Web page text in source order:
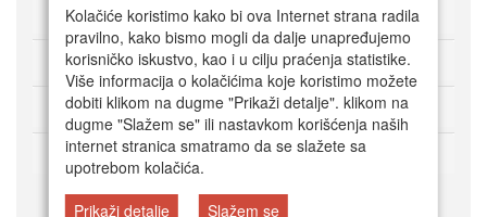
O DVD Zoni
Kako kupovati online
Korisnički servis
Način plaćanja
Kolačiće koristimo kako bi ova Internet strana radila
pravilno, kako bismo mogli da dalje unapređujemo
korisničko iskustvo, kao i u cilju praćenja statistike.
Više informacija o kolačićima koje koristimo možete
dobiti klikom na dugme "Prikaži detalje". klikom na
dugme "Slažem se" ili nastavkom korišćenja naših
internet stranica smatramo da se slažete sa
upotrebom kolačića.
Prikaži detalje
Slažem se